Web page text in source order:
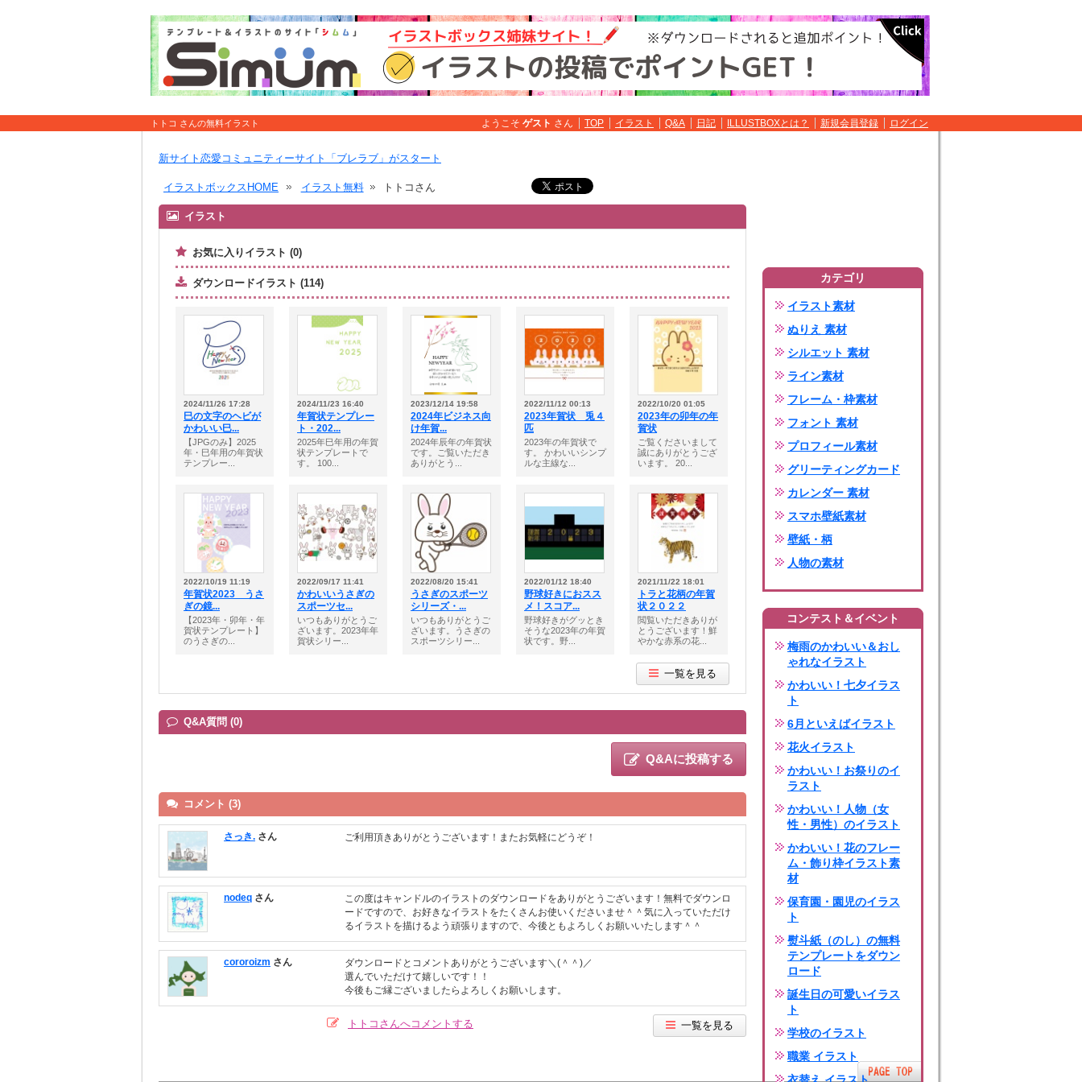
トトコ さんの無料イラスト ようこそ ゲスト さん TOP イラスト Q&A 日記 ILLUSTBOXとは？ 新規会員登録 ログイン
新サイト恋愛コミュニティーサイト「ブレラブ」がスタート
イラストボックスHOME イラスト無料 トトコさん
イラスト
お気に入りイラスト (0)
ダウンロードイラスト (114)
2024/11/26 17:28
巳の文字のヘビが
かわいい巳...
【JPGのみ】2025
年・巳年用の年賀状
テンプレー...
2024/11/23 16:40
年賀状テンプレー
ト・202...
2025年巳年用の年賀
状テンプレートで
す。 100...
2023/12/14 19:58
2024年ビジネス向
け年賀...
2024年辰年の年賀状
です。ご覧いただき
ありがとう...
2022/11/12 00:13
2023年賀状 兎４
匹
2023年の年賀状で
す。 かわいいシンプ
ルな主線な...
2022/10/20 01:05
2023年の卯年の年
賀状
ご覧くださいまして
誠にありがとうござ
います。 20...
2022/10/19 11:19
年賀状2023 うさ
ぎの鏡...
【2023年・卯年・年
賀状テンプレート】
のうさぎの...
2022/09/17 11:41
かわいいうさぎの
スポーツセ...
いつもありがとうご
ざいます。2023年年
賀状シリー...
2022/08/20 15:41
うさぎのスポーツ
シリーズ・...
いつもありがとうご
ざいます。うさぎの
スポーツシリー...
2022/01/12 18:40
野球好きにおスス
メ！スコア...
野球好きがグッとき
そうな2023年の年賀
状です。野...
2021/11/22 18:01
トラと花柄の年賀
状２０２２
閲覧いただきありが
とうございます！鮮
やかな赤系の花...
一覧を見る
Q&A質問 (0)
Q&Aに投稿する
コメント (3)
さっき. さん ご利用頂きありがとうございます！またお気軽にどうぞ！
nodeq さん
この度はキャンドルのイラストのダウンロードをありがとうございます！無料でダウンロ
ードですので、お好きなイラストをたくさんお使いくださいませ＾＾気に入っていただけ
るイラストを描けるよう頑張りますので、今後ともよろしくお願いいたします＾＾
cororoizm さん
ダウンロードとコメントありがとうございます＼(＾＾)／
選んでいただけて嬉しいです！！
今後もご縁ございましたらよろしくお願いします。
トトコさんへコメントする 一覧を見る
カテゴリ
イラスト素材
ぬりえ 素材
シルエット 素材
ライン素材
フレーム・枠素材
フォント 素材
プロフィール素材
グリーティングカード
カレンダー 素材
スマホ壁紙素材
壁紙・柄
人物の素材
コンテスト＆イベント
梅雨のかわいい＆おし
ゃれなイラスト
かわいい！七夕イラス
ト
6月といえばイラスト
花火イラスト
かわいい！お祭りのイ
ラスト
かわいい！人物（女
性・男性）のイラスト
かわいい！花のフレー
ム・飾り枠イラスト素
材
保育園・園児のイラス
ト
熨斗紙（のし）の無料
テンプレートをダウン
ロード
誕生日の可愛いイラス
ト
学校のイラスト
職業 イラスト